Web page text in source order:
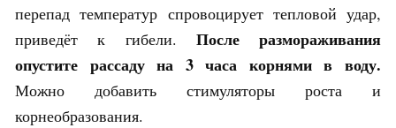
перепад температур спровоцирует тепловой удар,
приведёт к гибели. После размораживания
опустите рассаду на 3 часа корнями в воду.
Можно добавить стимуляторы роста и
корнеобразования.